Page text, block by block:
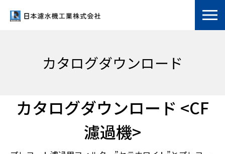
カタログダウンロード
カタログダウンロード <CF
濾過機>